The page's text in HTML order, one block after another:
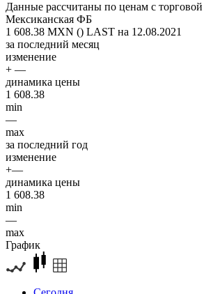
Данные рассчитаны по ценам с
Мексиканская ФБ
1 608.38 MXN () LAST на 12.08.2021
за последний месяц
изменение
+ —
динамика цены
1 608.38
min
—
max
за последний год
изменение
+—
динамика цены
1 608.38
min
—
max
График